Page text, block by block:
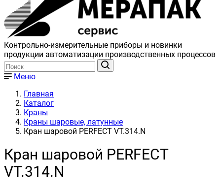
Контрольно-измерительные приборы и новинки
продукции автоматизации производственных процессов
Меню
Главная
Каталог
Краны
Краны шаровые, латунные
Кран шаровой PERFECT VT.314.N
Кран шаровой PERFECT
VT.314.N